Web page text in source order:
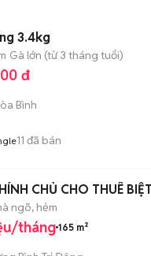
3.4kg
Gà lớn (từ 3 tháng tuổi)
đ
Bình
11 đã bán
CHỦ CHO THUÊ
ngõ, hẻm
tháng 165 m²